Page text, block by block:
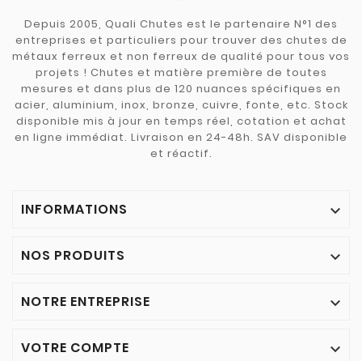
Depuis 2005, Quali Chutes est le partenaire N°1 des
entreprises et particuliers pour trouver des chutes de
métaux ferreux et non ferreux de qualité pour tous vos
projets ! Chutes et matière première de toutes
mesures et dans plus de 120 nuances spécifiques en
acier, aluminium, inox, bronze, cuivre, fonte, etc. Stock
disponible mis à jour en temps réel, cotation et achat
en ligne immédiat. Livraison en 24-48h. SAV disponible
et réactif.
INFORMATIONS 
NOS PRODUITS 
NOTRE ENTREPRISE 
VOTRE COMPTE 